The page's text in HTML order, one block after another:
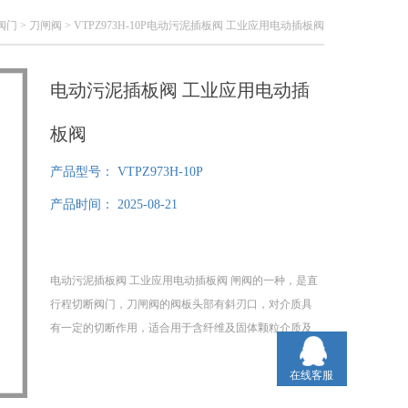
门 > 刀闸阀 > VTPZ973H-10P电动污泥插板阀 工业应用电动插板阀
电动污泥插板阀 工业应用电动插
板阀
产品型号： VTPZ973H-10P
产品时间： 2025-08-21
电动污泥插板阀 工业应用电动插板阀 闸阀的一种，是直
行程切断阀门，刀闸阀的阀板头部有斜刃口，对介质具
有一定的切断作用，适合用于含纤维及固体颗粒介质及
污水处理系统中，可佩手动，气动，电动执行器，广泛
使用于造纸，采矿，化工，污水处理等过程自控系统在线客服